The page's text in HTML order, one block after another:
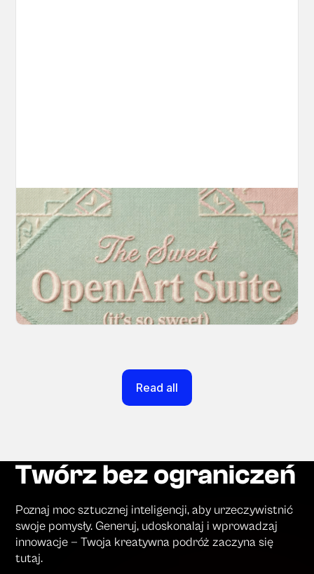
Introducing OpenArt Suite: Create
Without the Chaos
Every tool you need, finally in one place. We
fundamentally rearchitected the OpenArt
creation experience so your workflow finally
moves as fast as your ideas do.
March 20, 2026
Read all
Twórz bez ograniczeń
Poznaj moc sztucznej inteligencji, aby urzeczywistnić
swoje pomysły. Generuj, udoskonalaj i wprowadzaj
innowacje — Twoja kreatywna podróż zaczyna się
tutaj.